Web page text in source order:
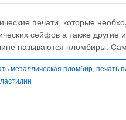
печати, которые
сейфов а также другие
называются пломбиры.
металлическая пломбир, печать